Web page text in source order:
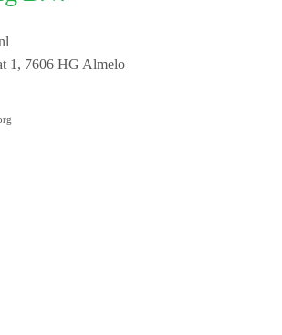
1, 7606 HG Almelo